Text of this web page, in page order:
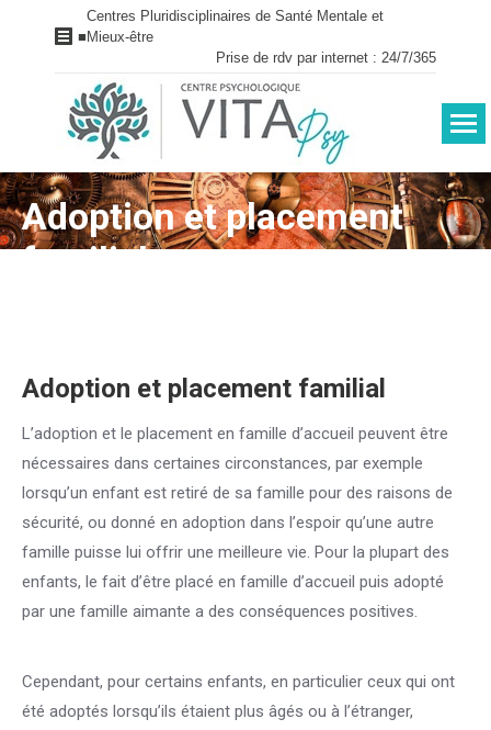
■
Centres Pluridisciplinaires de Santé Mentale et
Mieux-être
Prise de rdv par internet : 24/7/365
Vous êtes ici :
Adoption et placement
familial
Adoption et placement familial
L’adoption et le placement en famille d’accueil peuvent être
nécessaires dans certaines circonstances, par exemple
lorsqu’un enfant est retiré de sa famille pour des raisons de
sécurité, ou donné en adoption dans l’espoir qu’une autre
famille puisse lui offrir une meilleure vie. Pour la plupart des
enfants, le fait d’être placé en famille d’accueil puis adopté
par une famille aimante a des conséquences positives.
Cependant, pour certains enfants, en particulier ceux qui ont
été adoptés lorsqu’ils étaient plus âgés ou à l’étranger,